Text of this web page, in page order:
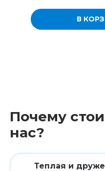
В
Почему
нас?
Теплая и